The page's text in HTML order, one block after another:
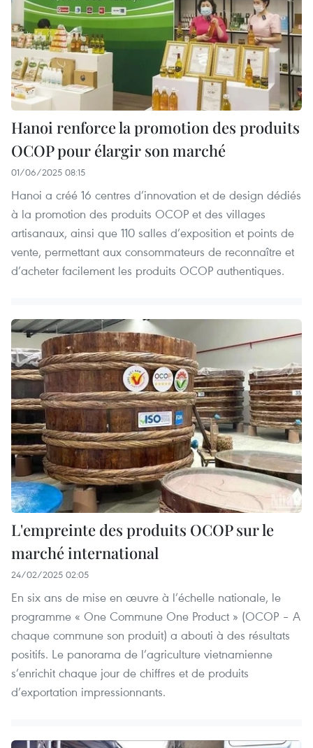
Hanoi renforce la promotion des produits
OCOP pour élargir son marché
01/06/2025 08:15
Hanoi a créé 16 centres d’innovation et de design dédiés
à la promotion des produits OCOP et des villages
artisanaux, ainsi que 110 salles d’exposition et points de
vente, permettant aux consommateurs de reconnaître et
d’acheter facilement les produits OCOP authentiques.
L'empreinte des produits OCOP sur le
marché international
24/02/2025 02:05
En six ans de mise en œuvre à l’échelle nationale, le
programme « One Commune One Product » (OCOP – A
chaque commune son produit) a abouti à des résultats
positifs. Le panorama de l’agriculture vietnamienne
s’enrichit chaque jour de chiffres et de produits
d’exportation impressionnants.